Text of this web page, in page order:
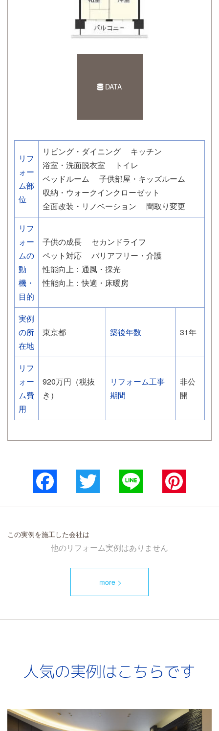
DATA
リフ
ォー
ム部
位
リビング・ダイニング
キッチン
浴室・洗面脱衣室
トイレ
ベッドルーム
子供部屋・キッズルーム
収納・ウォークインクローゼット
全面改装・リノベーション
間取り変更
リフ
ォー
ムの
動
機・
目的
子供の成長
セカンドライフ
ペット対応
バリアフリー・介護
性能向上：通風・採光
性能向上：快適・床暖房
実例
の所
在地
東京都 築後年数 31年
リフ
ォー
ム費
用
920万円（税抜
き）
リフォーム工事
期間
非公
開
Facebook
この実例を施工した会社は
他のリフォーム実例はありません
more
人気の実例はこちらです